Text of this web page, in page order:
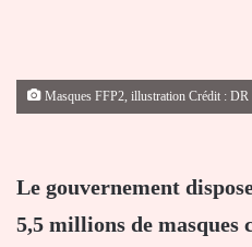
Masques FFP2, illustration Crédit : DR
Le gouvernement
5,5 millions de masques